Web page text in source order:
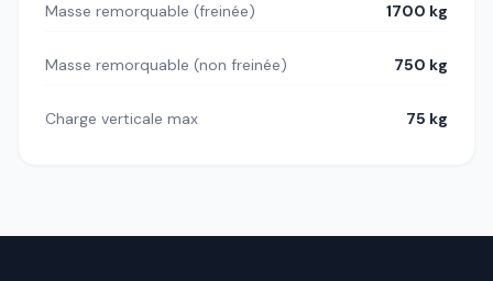
Masse remorquable (freinée) 1700 kg
Masse remorquable (non freinée) 750 kg
Charge verticale max 75 kg